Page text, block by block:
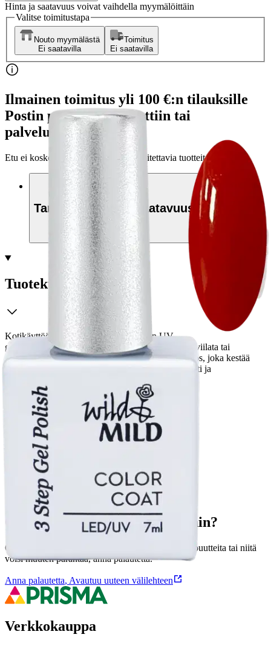
Hinta ja saatavuus voivat vaihdella myymälöittäin
Valitse toimitustapa
Nouto myymälästä
Ei saatavilla
Toimitus
Ei saatavilla
Ilmainen toimitus yli 100 €:n tilauksille
Postin pakettiautomaattiin tai
palvelupisteeseen!
Etu ei koske Suuri‑lisäpalvelulla toimitettavia tuotteita.
Tarkista myymäläsaatavuus
Tuotekuvaus
Kotikäyttöön tarkoitettu kolmivaiheinen UV-
geelilakkausmenetelmä. Kynnen pintaa ei tarvitse viilata tai
karhentaa ennen käyttöä. Erittäin kiiltävä lopputulos, joka kestää
kynnellä pitkään. Lakkaus on poistettavissa helposti ja
Ominaisuudet
Käyttöturvallisuus
Oletko tyytyväinen tuotetietoihin?
Ovatko tuotetiedot riittävät? Jos tuotetiedoissa on puutteita tai niitä
voisi muuten parantaa, anna palautetta.
Anna palautetta, Avautuu uuteen välilehteen
Verkkokauppa